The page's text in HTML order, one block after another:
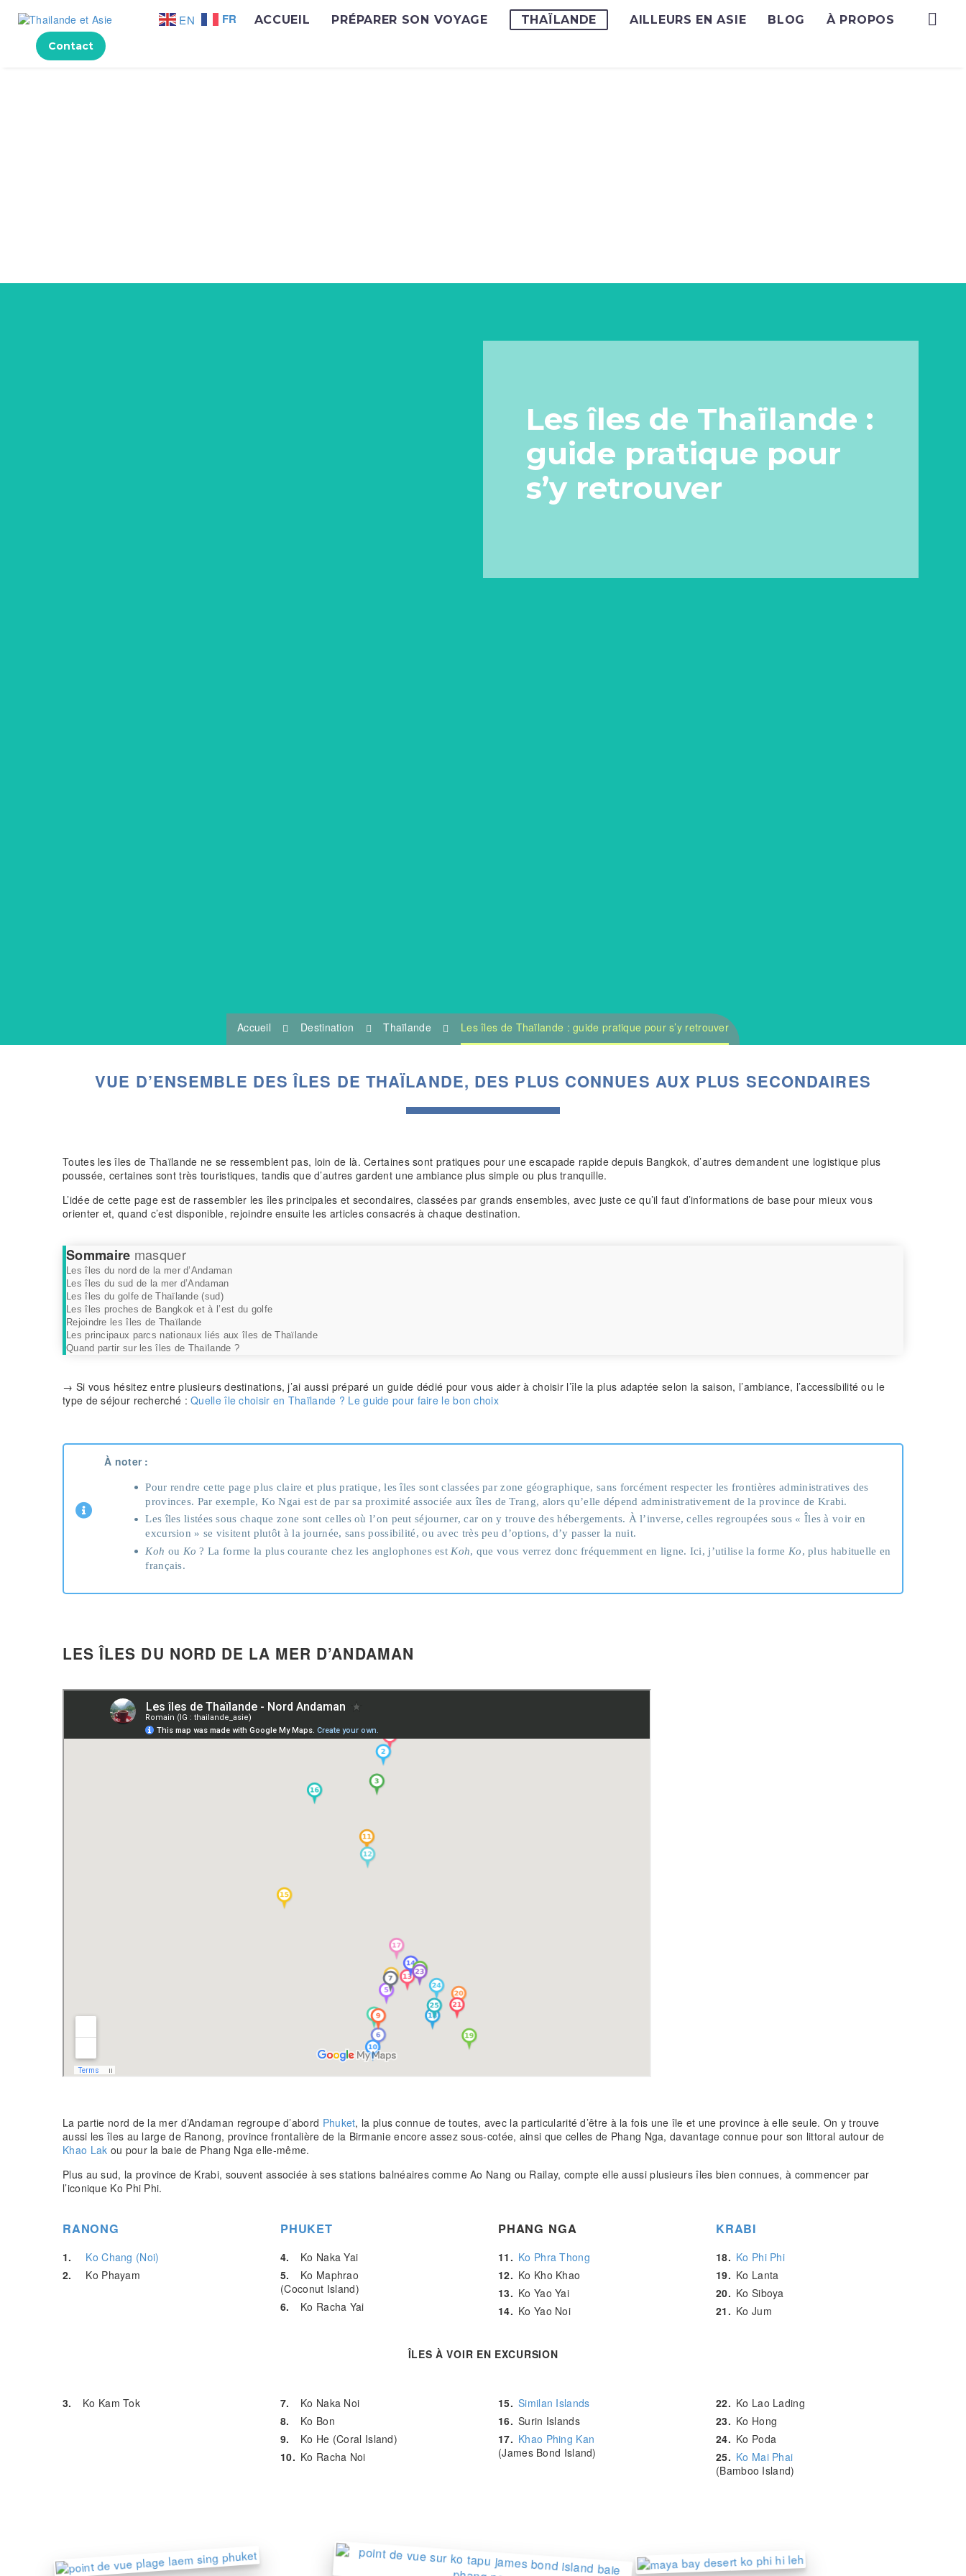
EN FR ACCUEIL PRÉPARER SON VOYAGE THAÏLANDE AILLEURS EN ASIE BLOG À PROPOS
Contact
Les îles de Thaïlande :
guide pratique pour
s’y retrouver
Accueil Destination Thaïlande Les îles de Thaïlande : guide pratique pour s’y retrouver
VUE D’ENSEMBLE DES ÎLES DE THAÏLANDE, DES PLUS CONNUES AUX PLUS SECONDAIRES
Toutes les îles de Thaïlande ne se ressemblent pas, loin de là. Certaines sont pratiques pour une escapade rapide depuis Bangkok, d’autres demandent une logistique plus
poussée, certaines sont très touristiques, tandis que d’autres gardent une ambiance plus simple ou plus tranquille.
L’idée de cette page est de rassembler les îles principales et secondaires, classées par grands ensembles, avec juste ce qu’il faut d’informations de base pour mieux vous
orienter et, quand c’est disponible, rejoindre ensuite les articles consacrés à chaque destination.
Sommaire masquer
Les îles du nord de la mer d’Andaman
Les îles du sud de la mer d’Andaman
Les îles du golfe de Thaïlande (sud)
Les îles proches de Bangkok et à l’est du golfe
Rejoindre les îles de Thaïlande
Les principaux parcs nationaux liés aux îles de Thaïlande
Quand partir sur les îles de Thaïlande ?
→ Si vous hésitez entre plusieurs destinations, j’ai aussi préparé un guide dédié pour vous aider à choisir l’île la plus adaptée selon la saison, l’ambiance, l’accessibilité ou le
type de séjour recherché :Quelle île choisir en Thaïlande ? Le guide pour faire le bon choix
À noter :
Pour rendre cette page plus claire et plus pratique, les îles sont classées par zone géographique, sans forcément respecter les frontières administratives des
provinces. Par exemple, Ko Ngai est de par sa proximité associée aux îles de Trang, alors qu’elle dépend administrativement de la province de Krabi.
Les îles listées sous chaque zone sont celles où l’on peut séjourner, car on y trouve des hébergements. À l’inverse, celles regroupées sous « Îles à voir en
excursion » se visitent plutôt à la journée, sans possibilité, ou avec très peu d’options, d’y passer la nuit.
Koh ou Ko ? La forme la plus courante chez les anglophones est Koh, que vous verrez donc fréquemment en ligne. Ici, j’utilise la forme Ko, plus habituelle en
français.
LES ÎLES DU NORD DE LA MER D’ANDAMAN
La partie nord de la mer d’Andaman regroupe d’abord Phuket, la plus connue de toutes, avec la particularité d’être à la fois une île et une province à elle seule. On y trouve
aussi les îles au large de Ranong, province frontalière de la Birmanie encore assez sous-cotée, ainsi que celles de Phang Nga, davantage connue pour son littoral autour de
Khao Lak ou pour la baie de Phang Nga elle-même.
Plus au sud, la province de Krabi, souvent associée à ses stations balnéaires comme Ao Nang ou Railay, compte elle aussi plusieurs îles bien connues, à commencer par
l’iconique Ko Phi Phi.
RANONG
1.
Ko Chang (Noi)
2.
Ko Phayam
PHUKET
4.
Ko Naka Yai
5.
Ko Maphrao
(Coconut Island)
6.
Ko Racha Yai
PHANG NGA
11. Ko Phra Thong
12. Ko Kho Khao
13. Ko Yao Yai
14. Ko Yao Noi
KRABI
18. Ko Phi Phi
19. Ko Lanta
20. Ko Siboya
21. Ko Jum
ÎLES À VOIR EN EXCURSION
3. Ko Kam Tok 7.
Ko Naka Noi
8.
Ko Bon
9.
Ko He (Coral Island)
10. Ko Racha Noi
15. Similan Islands
16. Surin Islands
17. Khao Phing Kan
(James Bond Island)
22. Ko Lao Lading
23. Ko Hong
24. Ko Poda
25. Ko Mai Phai
(Bamboo Island)